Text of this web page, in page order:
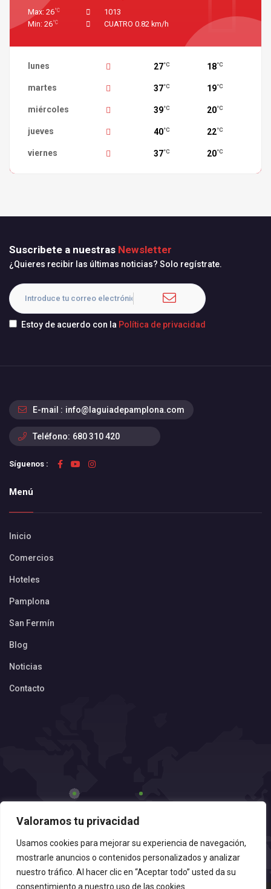
Valoramos tu privacidad
Usamos cookies para mejorar su experiencia de navegación,
mostrarle anuncios o contenidos personalizados y analizar
nuestro tráfico. Al hacer clic en “Aceptar todo” usted da su
consentimiento a nuestro uso de las cookies.
Max: 26°C
Min: 26°C
1013
CUATRO 0.82 km/h
lunes 27°C 18°C
martes 37°C 19°C
miércoles 39°C 20°C
jueves 40°C 22°C
viernes 37°C 20°C
Suscribete a nuestras Newsletter
¿Quieres recibir las últimas noticias? Solo regístrate.
Estoy de acuerdo con la Política de privacidad
E-mail : info@laguiadepamplona.com
Teléfono: 680 310 420
Síguenos :
Menú
Inicio
Comercios
Hoteles
Pamplona
San Fermín
Blog
Noticias
Contacto